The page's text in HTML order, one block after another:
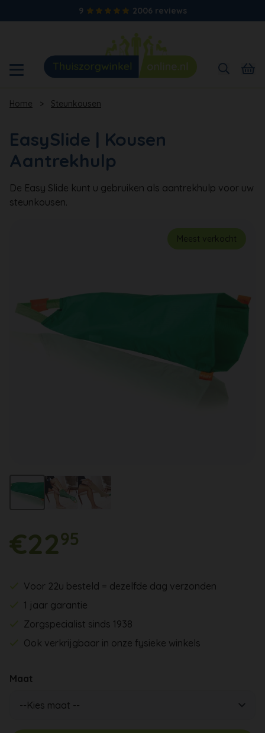
9 2006 reviews
Home > Steunkousen
EasySlide | Kousen
Aantrekhulp
De Easy Slide kunt u gebruiken als aantrekhulp voor uw
steunkousen.
Meest verkocht
€2295
Voor 22u besteld = dezelfde dag verzonden
1 jaar garantie
Zorgspecialist sinds 1938
Ook verkrijgbaar in onze fysieke winkels
Maat